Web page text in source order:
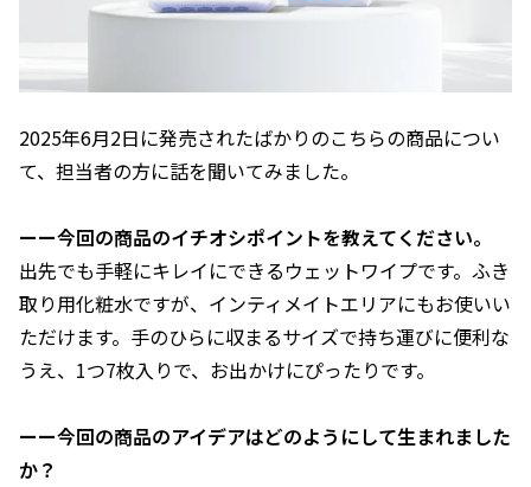
2025年6月2日に発売されたばかりのこちらの商品につい
て、担当者の方に話を聞いてみました。
ーー今回の商品のイチオシポイントを教えてください。
出先でも手軽にキレイにできるウェットワイプです。ふき
取り用化粧水ですが、インティメイトエリアにもお使いい
ただけます。手のひらに収まるサイズで持ち運びに便利な
うえ、1つ7枚入りで、お出かけにぴったりです。
ーー今回の商品のアイデアはどのようにして生まれました
か？